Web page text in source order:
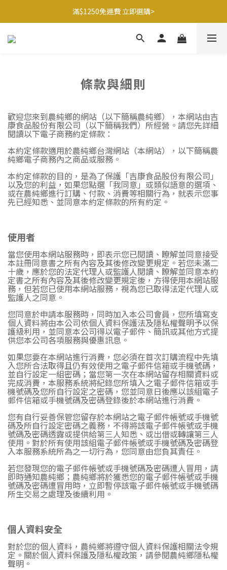
滿$1250免運費 立即選購>
父親節送健康 禮盒$1080起 >
條款與細則
歡迎您來到農純鄉的網站（以下簡稱農純鄉），本網站由吉
康食品股份有限公司（以下簡稱我們）所經營。請您先詳細
閱讀以下電子商務約定條款：
本約定條款適用於農純鄉台灣網站（本網站），以下簡稱農
純鄉電子商務內之商品或服務。
本約定條款的目的，是為了保護「吉康食品股份有限公司」
以及您的利益，如果您點選「我同意」或類似語意的選項、
或在農純鄉進行訂購、付款、消費等相關行為，就表示您事
先已經知悉、並同意本約定條款的所有約定。
使用者
當您使用本網站服務時，即表示您已閱讀、瞭解並同意接受
本註冊同意書之所有內容及其後修改變更規定。若您未滿二
十歲，應於您的法定代理人或監護人閱讀、瞭解並同意本約
定書之所有內容及其後修改變更規定後，方得使用本網站服
務，但若您已使用本網站服務，視為您已取得法定代理人或
監護人之同意。
您同意於申請本服務時，同時加入本公司會員，您所填寫支
個人資料將由本公司依個人資料保護法及隱私權聲明予以保
護級利用，並同意本公司得以電子郵件、簡訊或其他方式提
供您本公司各項服務與優惠訊息。
如果您要在本網站進行消費，您必須在首次訂購流程中先填
入您所合法取得且仍有效使用之電子郵件信箱或手機號碼，
並自行設定一組密碼；當您第一次在本網站留存相關資料或
完成消費，本服務系統將紀錄您所填入之電子郵件信箱或手
機號碼及您所自行設定之密碼，您並同意日後應以該組電子
郵件信箱或手機號碼及密碼登錄後於本網站進行消費。
您有自行妥善保管您留存於本網站之電子郵件帳號或手機號
碼及所自行設定密碼之義務，不得將該電子郵件帳號或手機
號碼及密碼透露或提供給第三人知悉、或出借或轉讓第三人
使用。對於所有使用該組電子郵件帳號或手機號碼及密碼登
入本服務系統所為之一切行為，您同意由您負其責任。
若您發現您的電子郵件帳號或手機號碼及密碼遭人冒用，請
即時通知農純鄉；農純鄉將於獲悉您的電子郵件帳號或手機
號碼及密碼遭冒用時，立即暫停該電子郵件帳號或手機號碼
所生交易之處理及後續利用。
個人資料安全
對於您的個人資料，農純鄉將遵守個人資料保護相關法令規
定。關於個人資料保護及隱私權政策，請參閱農純鄉隱私權
聲明。